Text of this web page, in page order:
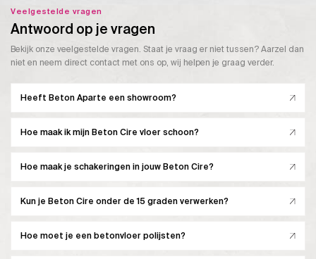
Veelgestelde vragen
Antwoord op je vragen
Bekijk onze veelgestelde vragen. Staat je vraag er niet tussen? Aarzel dan
niet en neem direct contact met ons op, wij helpen je graag verder.
Heeft Beton Aparte een showroom?
Hoe maak ik mijn Beton Cire vloer schoon?
Hoe maak je schakeringen in jouw Beton Cire?
Kun je Beton Cire onder de 15 graden verwerken?
Hoe moet je een betonvloer polijsten?